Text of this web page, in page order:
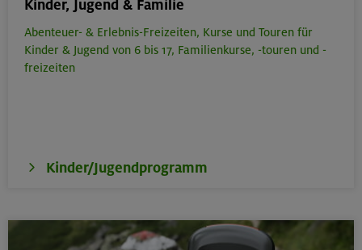
Kinder, Jugend & Familie
Abenteuer- & Erlebnis-Freizeiten, Kurse und Touren für
Kinder & Jugend von 6 bis 17, Familienkurse, -touren und -
freizeiten
Kinder/Jugendprogramm